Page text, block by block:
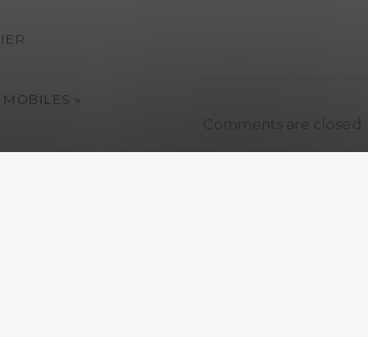
»
Comments are closed.